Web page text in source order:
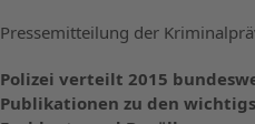
Pressemitteilung der
Polizei verteilt 2015
Publikationen zu den